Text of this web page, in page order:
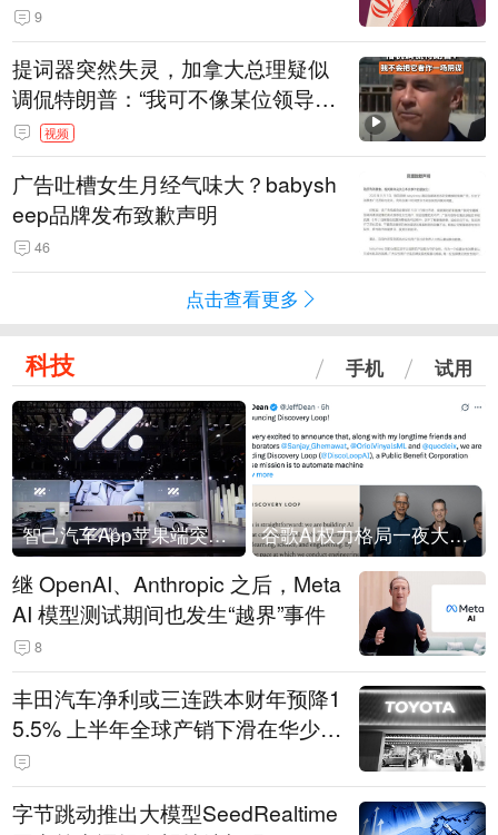
9
提词器突然失灵，加拿大总理疑似
调侃特朗普：“我可不像某位领导
人，把这当成一场阴谋”，全场哄笑
视频
广告吐槽女生月经气味大？babysh
eep品牌发布致歉声明
46
点击查看更多
科技 手机 试用
智己汽车App苹果端突然“下架” 谷歌AI权力格局一夜大洗牌
继 OpenAI、Anthropic 之后，Meta
AI 模型测试期间也发生“越界”事件
8
丰田汽车净利或三连跌本财年预降1
5.5% 上半年全球产销下滑在华少卖
14.3万辆
字节跳动推出大模型SeedRealtime